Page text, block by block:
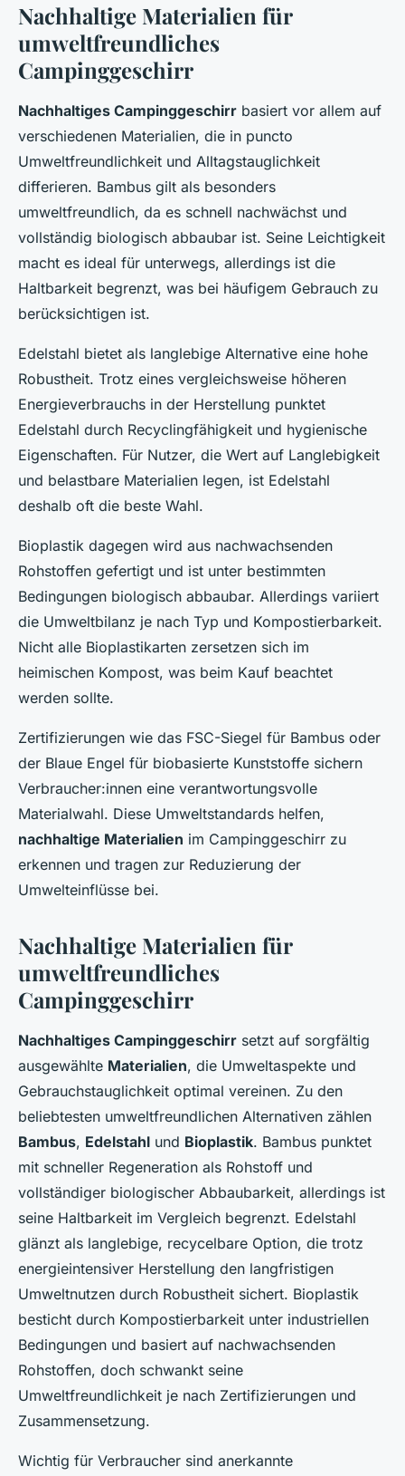
Nachhaltige Materialien für
umweltfreundliches
Campinggeschirr
Nachhaltiges Campinggeschirr basiert vor allem auf
verschiedenen Materialien, die in puncto
Umweltfreundlichkeit und Alltagstauglichkeit
differieren. Bambus gilt als besonders
umweltfreundlich, da es schnell nachwächst und
vollständig biologisch abbaubar ist. Seine Leichtigkeit
macht es ideal für unterwegs, allerdings ist die
Haltbarkeit begrenzt, was bei häufigem Gebrauch zu
berücksichtigen ist.
Edelstahl bietet als langlebige Alternative eine hohe
Robustheit. Trotz eines vergleichsweise höheren
Energieverbrauchs in der Herstellung punktet
Edelstahl durch Recyclingfähigkeit und hygienische
Eigenschaften. Für Nutzer, die Wert auf Langlebigkeit
und belastbare Materialien legen, ist Edelstahl
deshalb oft die beste Wahl.
Bioplastik dagegen wird aus nachwachsenden
Rohstoffen gefertigt und ist unter bestimmten
Bedingungen biologisch abbaubar. Allerdings variiert
die Umweltbilanz je nach Typ und Kompostierbarkeit.
Nicht alle Bioplastikarten zersetzen sich im
heimischen Kompost, was beim Kauf beachtet
werden sollte.
Zertifizierungen wie das FSC-Siegel für Bambus oder
der Blaue Engel für biobasierte Kunststoffe sichern
Verbraucher:innen eine verantwortungsvolle
Materialwahl. Diese Umweltstandards helfen,
nachhaltige Materialien im Campinggeschirr zu
erkennen und tragen zur Reduzierung der
Umwelteinflüsse bei.
Nachhaltige Materialien für
umweltfreundliches
Campinggeschirr
Nachhaltiges Campinggeschirr setzt auf sorgfältig
ausgewählte Materialien, die Umweltaspekte und
Gebrauchstauglichkeit optimal vereinen. Zu den
beliebtesten umweltfreundlichen Alternativen zählen
Bambus, Edelstahl und Bioplastik. Bambus punktet
mit schneller Regeneration als Rohstoff und
vollständiger biologischer Abbaubarkeit, allerdings ist
seine Haltbarkeit im Vergleich begrenzt. Edelstahl
glänzt als langlebige, recycelbare Option, die trotz
energieintensiver Herstellung den langfristigen
Umweltnutzen durch Robustheit sichert. Bioplastik
besticht durch Kompostierbarkeit unter industriellen
Bedingungen und basiert auf nachwachsenden
Rohstoffen, doch schwankt seine
Umweltfreundlichkeit je nach Zertifizierungen und
Zusammensetzung.
Wichtig für Verbraucher sind anerkannte